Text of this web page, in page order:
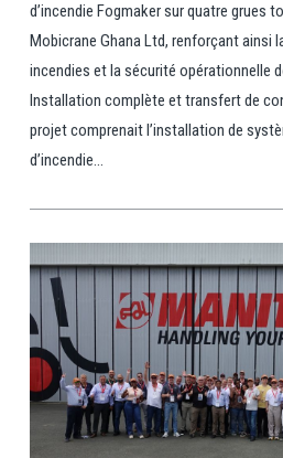
d’incendie Fogmaker sur quatre grues
Mobicrane Ghana Ltd, renforçant ainsi
incendies et la sécurité opérationnelle
Installation complète et transfert de
projet comprenait l’installation de
d’incendie...